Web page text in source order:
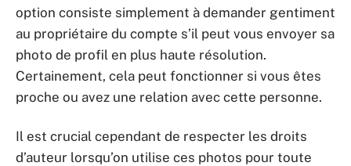
option consiste simplement à demander gentiment
au propriétaire du compte s’il peut vous envoyer sa
photo de profil en plus haute résolution.
Certainement, cela peut fonctionner si vous êtes
proche ou avez une relation avec cette personne.
Il est crucial cependant de respecter les droits
d’auteur lorsqu’on utilise ces photos pour toute